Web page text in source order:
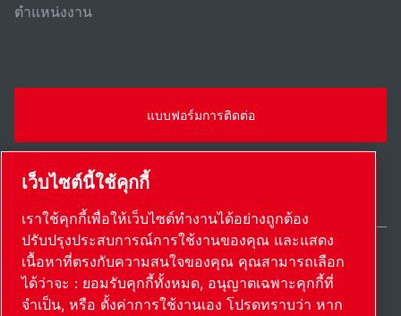
ตําแหน่งงาน
แบบฟอร์มการติดต่อ
แผนผังเว็บไซต์ตั้งค่าการใช้งานเอง © 2026 ลิขสิทธิ์
Thailand / TH
เว็บไซต์นี้ใช้คุกกี้
เราใช้คุกกี้เพื่อให้เว็บไซต์ทำงานได้อย่างถูกต้อง
ปรับปรุงประสบการณ์การใช้งานของคุณ และแสดง
เนื้อหาที่ตรงกับความสนใจของคุณ คุณสามารถเลือก
ได้ว่าจะ : ยอมรับคุกกี้ทั้งหมด, อนุญาตเฉพาะคุกกี้ที่
จำเป็น, หรือ ตั้งค่าการใช้งานเอง โปรดทราบว่า หาก